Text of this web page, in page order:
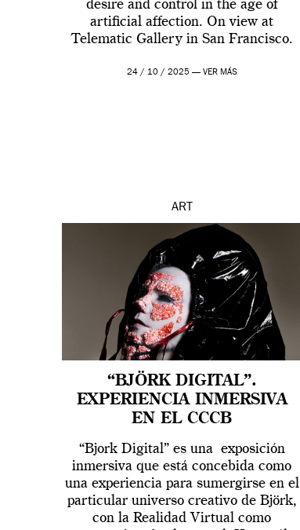
desire and control in the age of
artificial affection. On view at
Telematic Gallery in San Francisco.
24 / 10 / 2025 — VER MÁS
ART
“BJÖRK DIGITAL”.
EXPERIENCIA INMERSIVA
EN EL CCCB
“Bjork Digital” es una exposición
inmersiva que está concebida como
una experiencia para sumergirse en el
particular universo creativo de Björk,
con la Realidad Virtual como